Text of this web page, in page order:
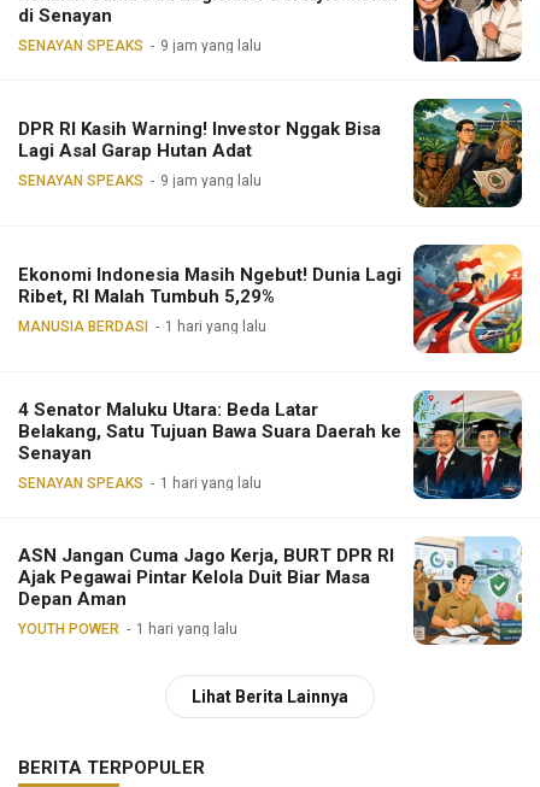
di Senayan
SENAYAN SPEAKS 9 jam yang lalu
DPR RI Kasih Warning! Investor Nggak Bisa
Lagi Asal Garap Hutan Adat
SENAYAN SPEAKS 9 jam yang lalu
Ekonomi Indonesia Masih Ngebut! Dunia Lagi
Ribet, RI Malah Tumbuh 5,29%
MANUSIA BERDASI 1 hari yang lalu
4 Senator Maluku Utara: Beda Latar
Belakang, Satu Tujuan Bawa Suara Daerah ke
Senayan
SENAYAN SPEAKS 1 hari yang lalu
ASN Jangan Cuma Jago Kerja, BURT DPR RI
Ajak Pegawai Pintar Kelola Duit Biar Masa
Depan Aman
YOUTH POWER 1 hari yang lalu
Lihat Berita Lainnya
BERITA TERPOPULER